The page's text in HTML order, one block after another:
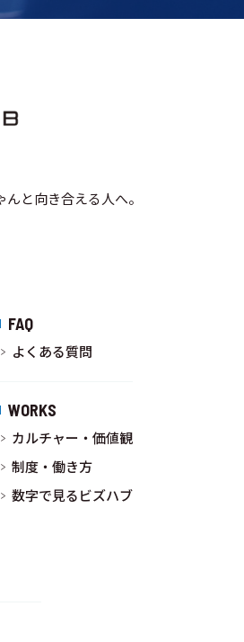
と向き合える人へ。
FAQ
よくある質問
WORKS
カルチャー・価値観
制度・働き方
数字で見るビズハブ